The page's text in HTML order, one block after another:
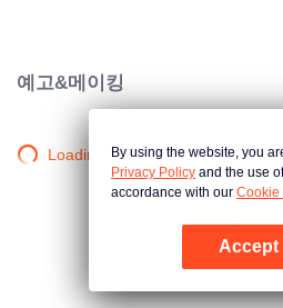
예고&메이킹
Loading…By using the website, you
Privacy Policy and the use
accordance with our Cookie
Accept